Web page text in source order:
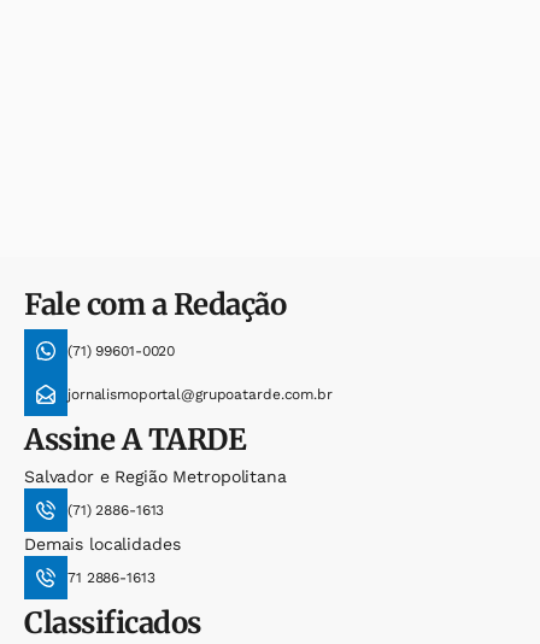
Fale com a Redação
(71) 99601-0020
jornalismoportal@grupoatarde.com.br
AssineA TARDE
Salvador e Região Metropolitana
(71) 2886-1613
Demais localidades
71 2886-1613
Classificados